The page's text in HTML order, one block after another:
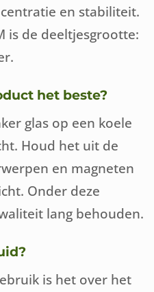
en stabiliteit.
is de deeltjesgrootte:
het beste?
glas op een koele
Houd het uit de
en magneten
Onder deze
lang behouden.
is het over het